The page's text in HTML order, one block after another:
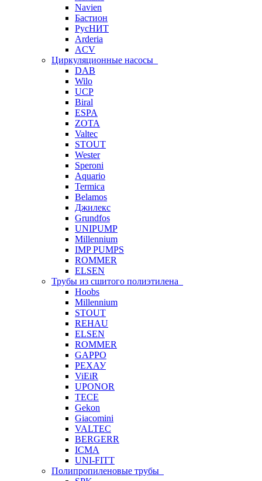
Navien
Бастион
РусНИТ
Arderia
ACV
Циркуляционные насосы
DAB
Wilo
UCP
Biral
ESPA
ZOTA
Valtec
STOUT
Wester
Speroni
Aquario
Termica
Belamos
Джилекс
Grundfos
UNIPUMP
Millennium
IMP PUMPS
ROMMER
ELSEN
Трубы из сшитого полиэтилена
Hoobs
Millennium
STOUT
REHAU
ELSEN
ROMMER
GAPPO
РЕХАУ
ViEiR
UPONOR
TECE
Gekon
Giacomini
VALTEC
BERGERR
ICMA
UNI-FITT
Полипропиленовые трубы